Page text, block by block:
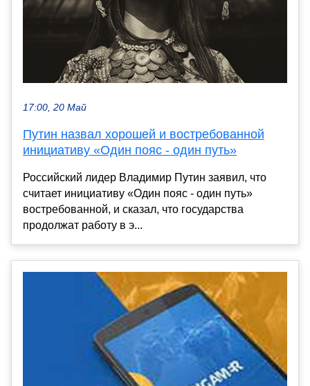
17:00, 20 Май
Путин назвал хорошей и востребованной
инициативу «Один пояс - один путь»
Российский лидер Владимир Путин заявил, что
считает инициативу «Один пояс - один путь»
востребованной, и сказал, что государства
продолжат работу в э...